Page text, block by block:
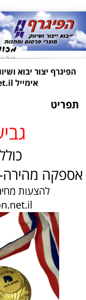
הפיגרף יצור יבוא
אימייל
תפריט
אספקה